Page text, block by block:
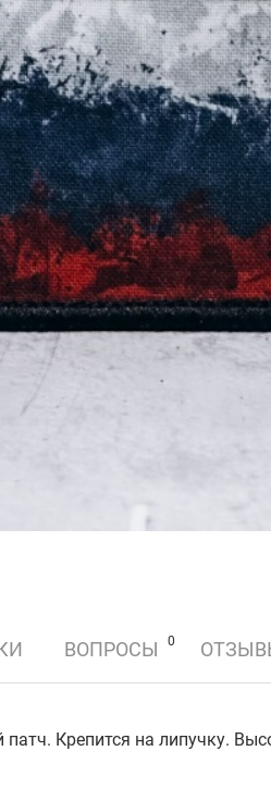
ВОПРОСЫ 0
Крепится на липучку.